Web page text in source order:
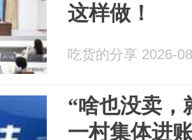
这样做！
吃货的分享 2026-
“啥也没卖，
一村集体进